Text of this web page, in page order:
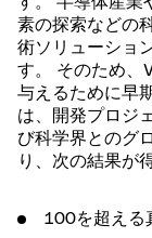
素の探索などの
術ソリューショ
す。 そのため、
与えるために早
は、開発プロジ
び科学界とのグ
り、次の結果が
100を超える